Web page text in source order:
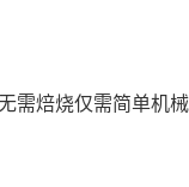
需焙烧仅需简单机